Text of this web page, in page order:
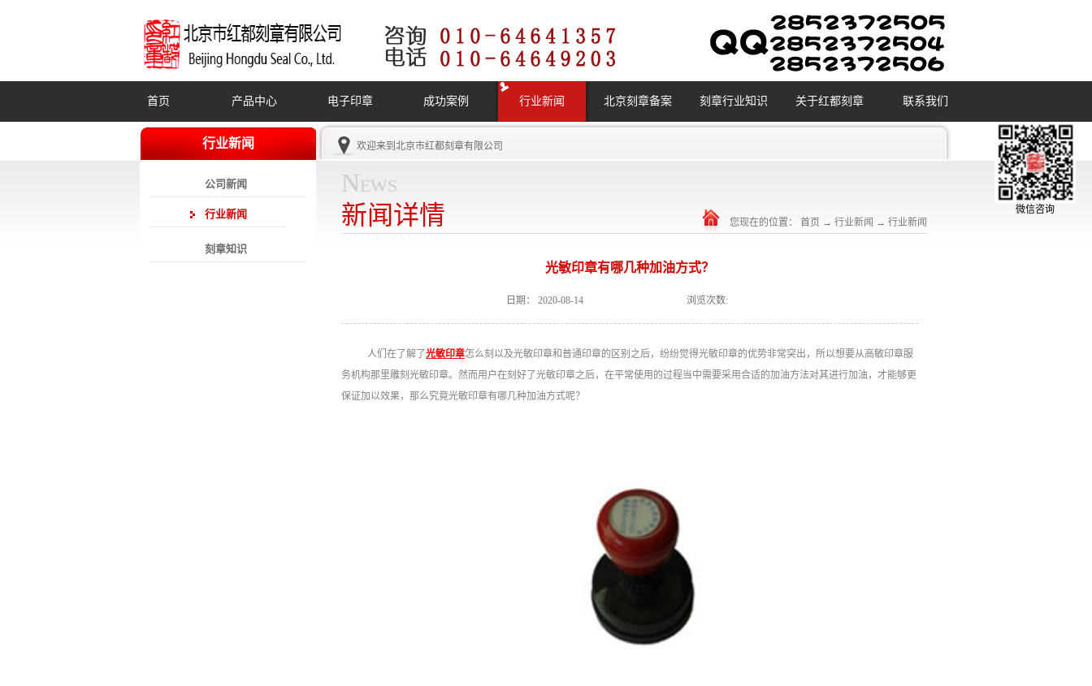
首页 产品中心 电子印章 成功案例 行业新闻 北京刻章备案 刻章行业知识 关于红都刻章 联系我们
行业新闻
公司新闻
行业新闻
刻章知识
欢迎来到 北京市红都刻章有限公司
News
新闻详情
您现在的位置： 首页 → 行业新闻 → 行业新闻
光敏印章有哪几种加油方式？
日期： 2020-08-14 浏览次数:
人们在了解了光敏印章怎么刻以及光敏印章和普通印章的区别‍之后，纷纷觉得光敏印章的优势非常突出，所以想要从高敏印章服
务机构那里雕刻光敏印章。然而用户在刻好了光敏印章之后，在平常使用的过程当中需要采用合适的加油方法对其进行加油，才能够更
保证加以效果，那么究竟光敏印章有哪几种加油方式呢？
微信咨询